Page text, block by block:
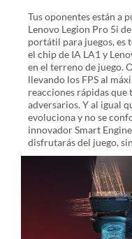
Tus oponentes están a
Lenovo Legion Pro 5i
portátil para juegos, es
el chip de IA LA1 y
en el terreno de juego.
llevando los FPS al
reacciones rápidas que
adversarios. Y al igual
evoluciona y no se
innovador Smart
disfrutarás del juego,